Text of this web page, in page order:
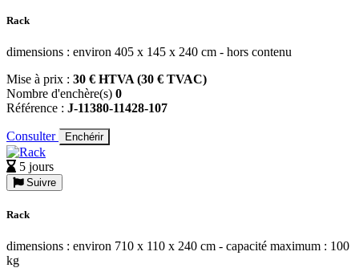
Rack
dimensions : environ 405 x 145 x 240 cm - hors contenu
Mise à prix : 30 € HTVA (30 € TVAC)
Nombre d'enchère(s) 0
Référence : J-11380-11428-107
Consulter Enchérir
5 jours
Suivre
Rack
dimensions : environ 710 x 110 x 240 cm - capacité maximum : 100
kg